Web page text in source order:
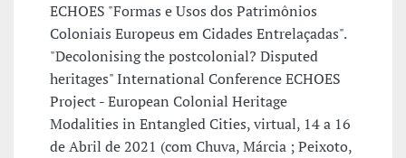
ECHOES "Formas e Usos dos Patrimônios
Coloniais Europeus em Cidades Entrelaçadas".
"Decolonising the postcolonial? Disputed
heritages" International Conference ECHOES
Project - European Colonial Heritage
Modalities in Entangled Cities, virtual, 14 a 16
de Abril de 2021 (com Chuva, Márcia ; Peixoto,